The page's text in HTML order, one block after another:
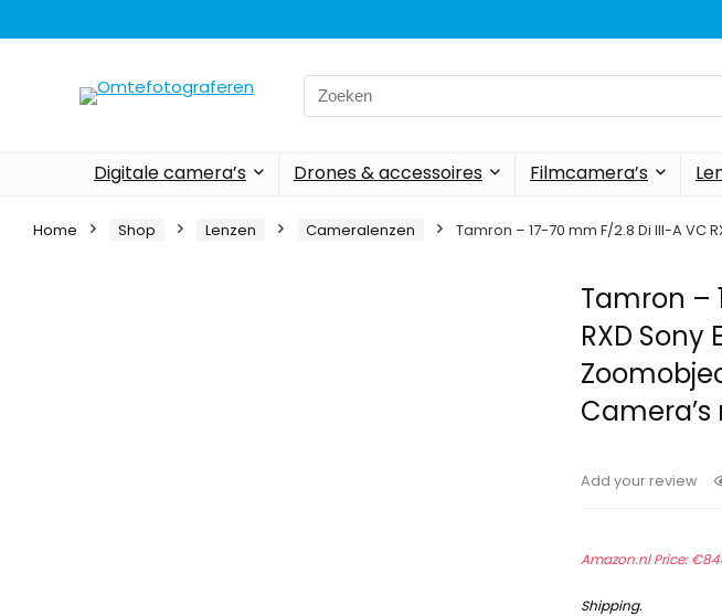
Search
for:
Digitale camera’s Drones & accessoires Filmcamera’s
Home Shop Lenzen Cameralenzen Tamron – 17-70 mm F/2.8 Di III-A
Tamron –
RXD Sony
Add your review
Amazon.nl Price:€
Shipping.